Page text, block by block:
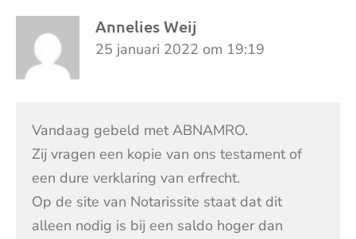
Annelies Weij
25 januari 2022 om 19:19
Vandaag gebeld met ABNAMRO.
Zij vragen een kopie van ons testament of
een dure verklaring van erfrecht.
Op de site van Notarissite staat dat dit
alleen nodig is bij een saldo hoger dan